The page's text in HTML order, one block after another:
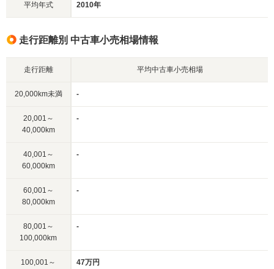
平均年式 2010年
走行距離別 中古車小売相場情報
走行距離 平均中古車小売相場
20,000km未満 -
20,001～
40,000km
-
40,001～
60,000km
-
60,001～
80,000km
-
80,001～
100,000km
-
100,001～
47万円